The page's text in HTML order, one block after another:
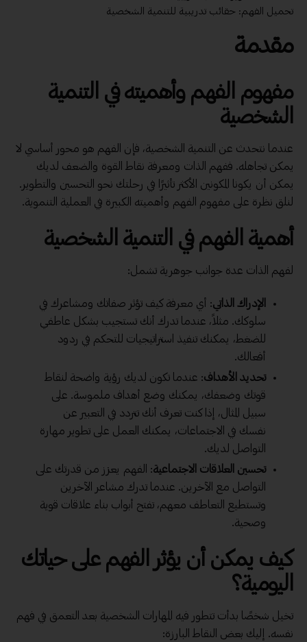
تحميل الفهم: حقائب تدريبية للتنمية الشخصية
مقدمة
مفهوم الفهم وأهميته في التنمية
الشخصية
عندما نتحدث عن التنمية الشخصية، فإن الفهم هو محور أساسي لا
يمكن تجاهله. ففهم
الذات ومعرفة نقاط القوة والضعف لديك
يمكن أن يكونا المكونين الأكثر تأثيرًا في رحلتك نحو التحسين والتطوير.
لنلق نظرة على مفهوم الفهم وأهميته الكبيرة في العملية التنموية.
أهمية الفهم في التنمية الشخصية
لفهم الذات عدة جوانب جوهرية تشمل:
الإدراك الذاتي: أي معرفة كيف تؤثر صفاتك ومشاعرك في
سلوكك. مثلاً، عندما تدرك أنك تستجيب بشكل عاطفي
للضغط، يمكنك تنفيذ استراتيجيات للتحكم في ردود
أفعالك.
تحديد الأهداف: عندما تكون لديك رؤية واضحة لنقاط
قوتك وضعفك، يمكنك وضع أهداف ملموسة. على
سبيل المثال، إذا كنت تعرف أنك تتردد في التعبير عن
نفسك في الاجتماعات، يمكنك العمل على تطوير مهارة
التواصل لديك.
تحسين العلاقات الاجتماعية: الفهم يعزز من قدرتك على
التواصل مع الآخرين. عندما تدرك مشاعر الآخرين
وتستطيع التعاطف معهم، تفتح أبواب بناء علاقات قوية
وصحية.
كيف يمكن أن يؤثر الفهم على حياتك
اليومية؟
تخيل شخصًا بدأت تتطور فيه المهارات الشخصية بعد التعمق في فهم
نفسه. إليك بعض النقاط البارزة: